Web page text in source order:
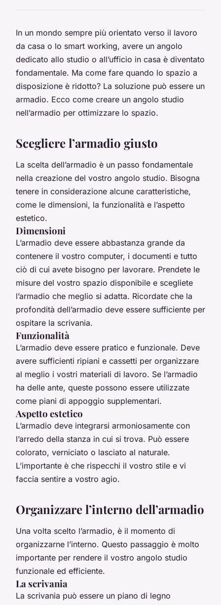
In un mondo sempre più orientato verso il lavoro
da casa o lo smart working, avere un angolo
dedicato allo studio o all’ufficio in casa è diventato
fondamentale. Ma come fare quando lo spazio a
disposizione è ridotto? La soluzione può essere un
armadio. Ecco come creare un angolo studio
nell’armadio per ottimizzare lo spazio.
Scegliere l’armadio giusto
La scelta dell’armadio è un passo fondamentale
nella creazione del vostro angolo studio. Bisogna
tenere in considerazione alcune caratteristiche,
come le dimensioni, la funzionalità e l’aspetto
estetico.
Dimensioni
L’armadio deve essere abbastanza grande da
contenere il vostro computer, i documenti e tutto
ciò di cui avete bisogno per lavorare. Prendete le
misure del vostro spazio disponibile e scegliete
l’armadio che meglio si adatta. Ricordate che la
profondità dell’armadio deve essere sufficiente per
ospitare la scrivania.
Funzionalità
L’armadio deve essere pratico e funzionale. Deve
avere sufficienti ripiani e cassetti per organizzare
al meglio i vostri materiali di lavoro. Se l’armadio
ha delle ante, queste possono essere utilizzate
come piani di appoggio supplementari.
Aspetto estetico
L’armadio deve integrarsi armoniosamente con
l’arredo della stanza in cui si trova. Può essere
colorato, verniciato o lasciato al naturale.
L’importante è che rispecchi il vostro stile e vi
faccia sentire a vostro agio.
Organizzare l’interno dell’armadio
Una volta scelto l’armadio, è il momento di
organizzarne l’interno. Questo passaggio è molto
importante per rendere il vostro angolo studio
funzionale ed efficiente.
La scrivania
La scrivania può essere un piano di legno